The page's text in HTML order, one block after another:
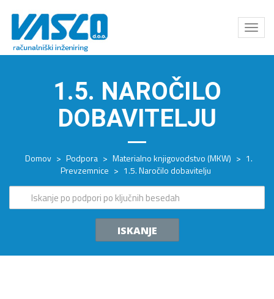
Odpri
meni
1.5. NAROČILO
DOBAVITELJU
Domov > Podpora > Materialno knjigovodstvo (MKW) > 1.
Prevzemnice > 1.5. Naročilo dobavitelju
ISKANJE